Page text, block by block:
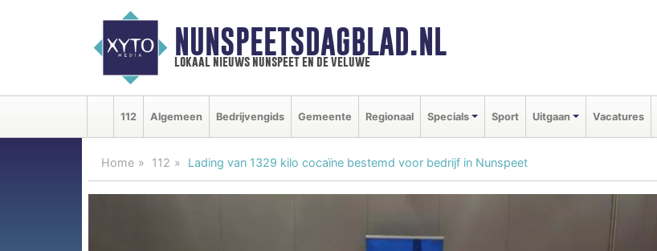
NUNSPEETSDAGBLAD.NL
lokaal nieuws nunspeet en de veluwe
112 Algemeen Bedrijvengids Gemeente Regionaal Specials Sport Uitgaan Vacatures
Home 112 Lading van 1329 kilo cocaïne bestemd voor bedrijf in Nunspeet